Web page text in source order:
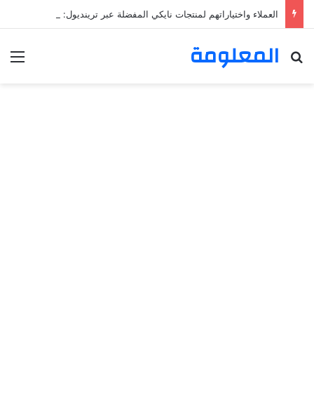
المعلومة
بحث عن